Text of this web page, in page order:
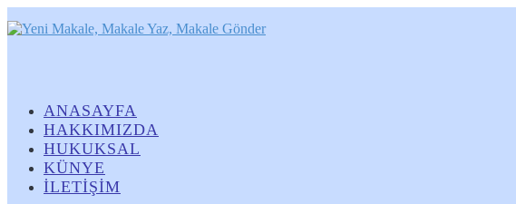
ANASAYFA
HAKKIMIZDA
HUKUKSAL
KÜNYE
İLETİŞİM